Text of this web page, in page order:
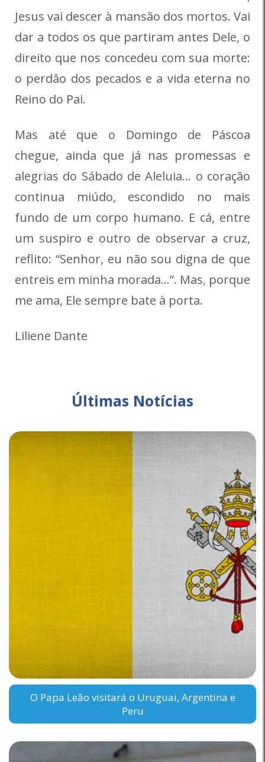
Jesus vai descer à mansão dos mortos. Vai
dar a todos os que partiram antes Dele, o
direito que nos concedeu com sua morte:
o perdão dos pecados e a vida eterna no
Reino do Pai.
Mas até que o Domingo de Páscoa
chegue, ainda que já nas promessas e
alegrias do Sábado de Aleluia… o coração
continua miúdo, escondido no mais
fundo de um corpo humano. E cá, entre
um suspiro e outro de observar a cruz,
reflito: “Senhor, eu não sou digna de que
entreis em minha morada…”. Mas, porque
me ama, Ele sempre bate à porta.
Liliene Dante
Últimas Notícias
O Papa Leão visitará o Uruguai, Argentina e
Peru